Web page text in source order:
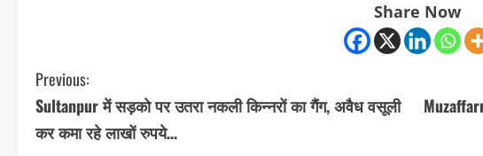
Share Now
C
o
Previous:
Sultanpur में सड़को पर उतरा नकली किन्नरों का गैंग, अवैध वसूली
कर कमा रहे लाखों रुपये…